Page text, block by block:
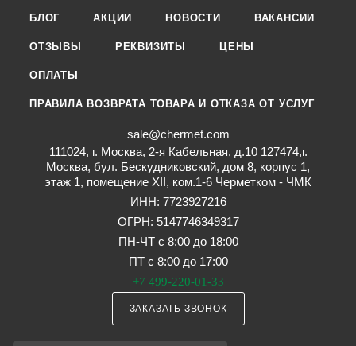
БЛОГ АКЦИИ НОВОСТИ ВАКАНСИИ
ОТЗЫВЫ РЕКВИЗИТЫ ЦЕНЫ
ОПЛАТЫ
ПРАВИЛА ВОЗВРАТА ТОВАРА И ОТКАЗА ОТ УСЛУГ
sale@chermet.com
111024, г. Москва, 2-я Кабельная, д.10 127474,г.
Москва, бул. Бескудниковский, дом 8, корпус 1,
этаж 1, помещение XII, ком.1-6 Черметком - ЧМК
ИНН: 7723927216
ОГРН: 5147746349317
ПН-ЧТ с 8:00 до 18:00
ПТ с 8:00 до 17:00
+7 499-220-01-33
ЗАКАЗАТЬ ЗВОНОК